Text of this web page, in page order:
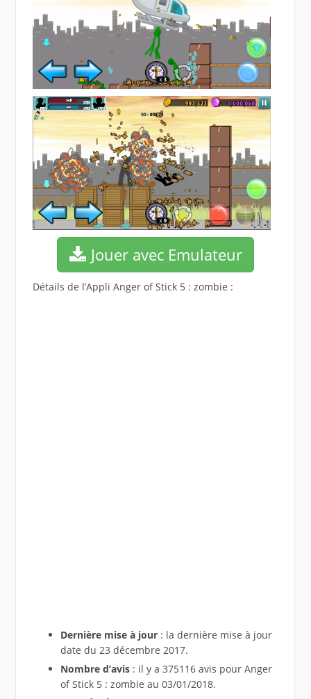
Jouer avec Emulateur
Détails de l’Appli Anger of Stick 5 : zombie :
Dernière mise à jour: la dernière mise à jour
date du 23 décembre 2017.
Nombre d’avis: il y a 375116 avis pour Anger
of Stick 5 : zombie au 03/01/2018.